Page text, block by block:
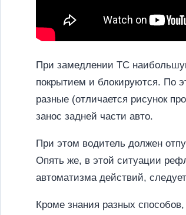
При замедлении ТС
покрытием и блокируются. По
разные (отличается рисунок
занос задней части авто.
При этом водитель должен
Опять же, в этой ситуации
автоматизма действий,
Кроме знания разных